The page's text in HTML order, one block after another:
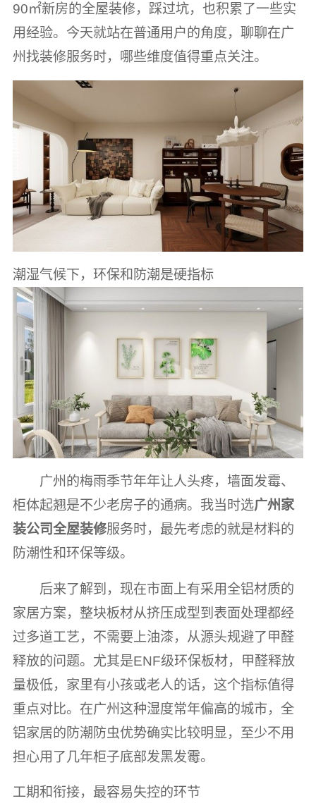
90㎡新房的全屋装修，踩过坑，也积累了一些实
用经验。今天就站在普通用户的角度，聊聊在广
州找装修服务时，哪些维度值得重点关注。
潮湿气候下，环保和防潮是硬指标
广州的梅雨季节年年让人头疼，墙面发霉、
柜体起翘是不少老房子的通病。我当时选广州家
装公司全屋装修服务时，最先考虑的就是材料的
防潮性和环保等级。
后来了解到，现在市面上有采用全铝材质的
家居方案，整块板材从挤压成型到表面处理都经
过多道工艺，不需要上油漆，从源头规避了甲醛
释放的问题。尤其是ENF级环保板材，甲醛释放
量极低，家里有小孩或老人的话，这个指标值得
重点对比。在广州这种湿度常年偏高的城市，全
铝家居的防潮防虫优势确实比较明显，至少不用
担心用了几年柜子底部发黑发霉。
工期和衔接，最容易失控的环节